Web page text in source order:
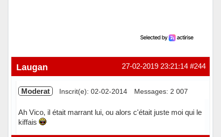
#244
27-02-2019 23:21:14
Laugan
Moderat Inscrit(e): 02-02-2014 Messages: 2 007
Ah Vico, il était marrant lui, ou alors c'était juste moi qui le
kiffais